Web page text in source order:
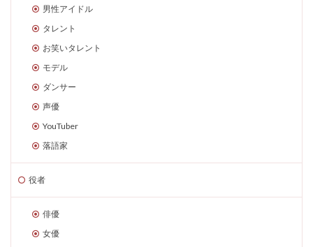
男性アイドル
タレント
お笑いタレント
モデル
ダンサー
声優
YouTuber
落語家
役者
俳優
女優